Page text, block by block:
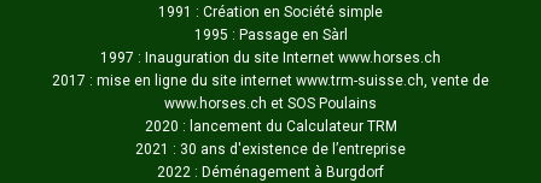
1991 : Création en Société simple
1995 : Passage en Sàrl
1997 : Inauguration du site Internet www.horses.ch
2017 : mise en ligne du site internet www.trm-suisse.ch, vente de
www.horses.ch et SOS Poulains
2020 : lancement du Calculateur TRM
2021 : 30 ans d'existence de l’entreprise
2022 : Déménagement à Burgdorf